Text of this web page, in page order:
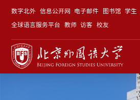
数字北外 信息公开网 电子邮件 图书馆 学生
全球语言服务平台 教师 访客 校友